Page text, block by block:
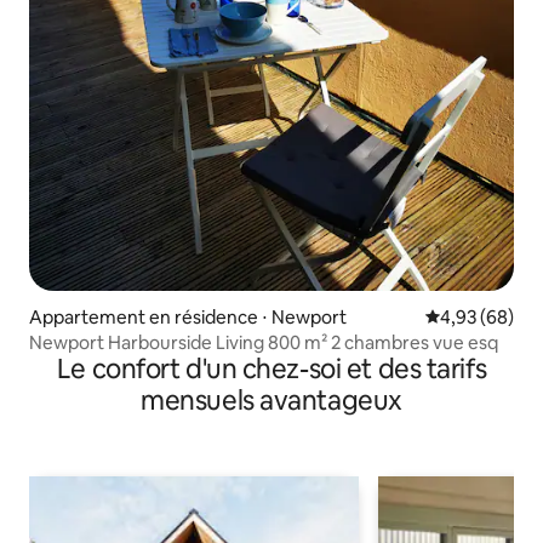
Appartement en résidence ⋅ Newport Évaluation
4,93 (68)
Newport Harbourside Living 800 m² 2 chambres vue esq
Le confort d'un chez-soi et des tarifs
mensuels avantageux